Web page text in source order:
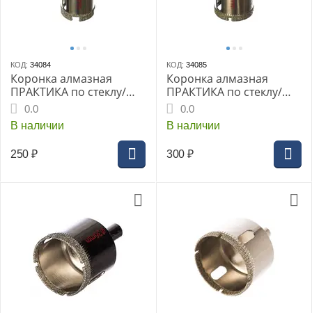
КОД: 34084
Коронка алмазная
ПРАКТИКА по стеклу/
керамике 25мм (1шт
блистер) (777-291)
Мастер
0.0
В наличии
250 ₽
КОД: 34085
Коронка алмазная
ПРАКТИКА по стеклу/
керамике 30мм (1шт
блистер) (777-307)
Мастер
0.0
В наличии
300 ₽